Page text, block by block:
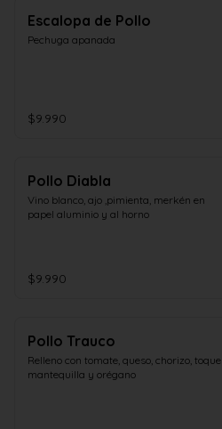
Escalopa de Pollo
Pechuga apanada
$9.990
Pollo Diabla
Vino blanco, ajo ,pimienta, merkén en
papel aluminio y al horno
$9.990
Pollo Trauco
Relleno con tomate, queso, chorizo, toque
mantequilla y orégano